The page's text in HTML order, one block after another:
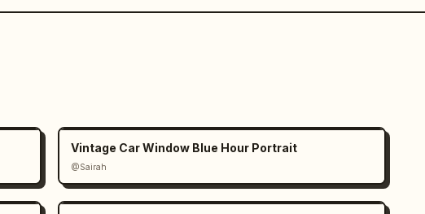
Vintage Car Window Blue Hour Portrait
@Sairah